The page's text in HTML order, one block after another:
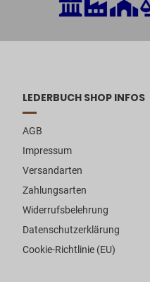
LEDERBUCH SHOP INFOS
AGB
Impressum
Versandarten
Zahlungsarten
Widerrufsbelehrung
Datenschutzerklärung
Cookie-Richtlinie (EU)